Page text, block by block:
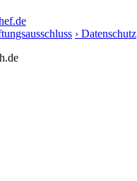
› Datenschutz